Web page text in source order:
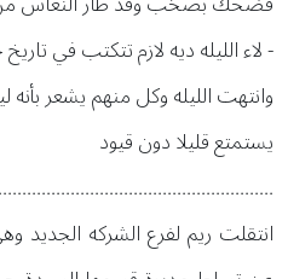
- لاء الليله ديه لازم تتكتب في
وانتهت الليله وكل منهم يشعر
يستمتع قليلا دون قيود
انتقلت ريم لفرع الشركه الجديد